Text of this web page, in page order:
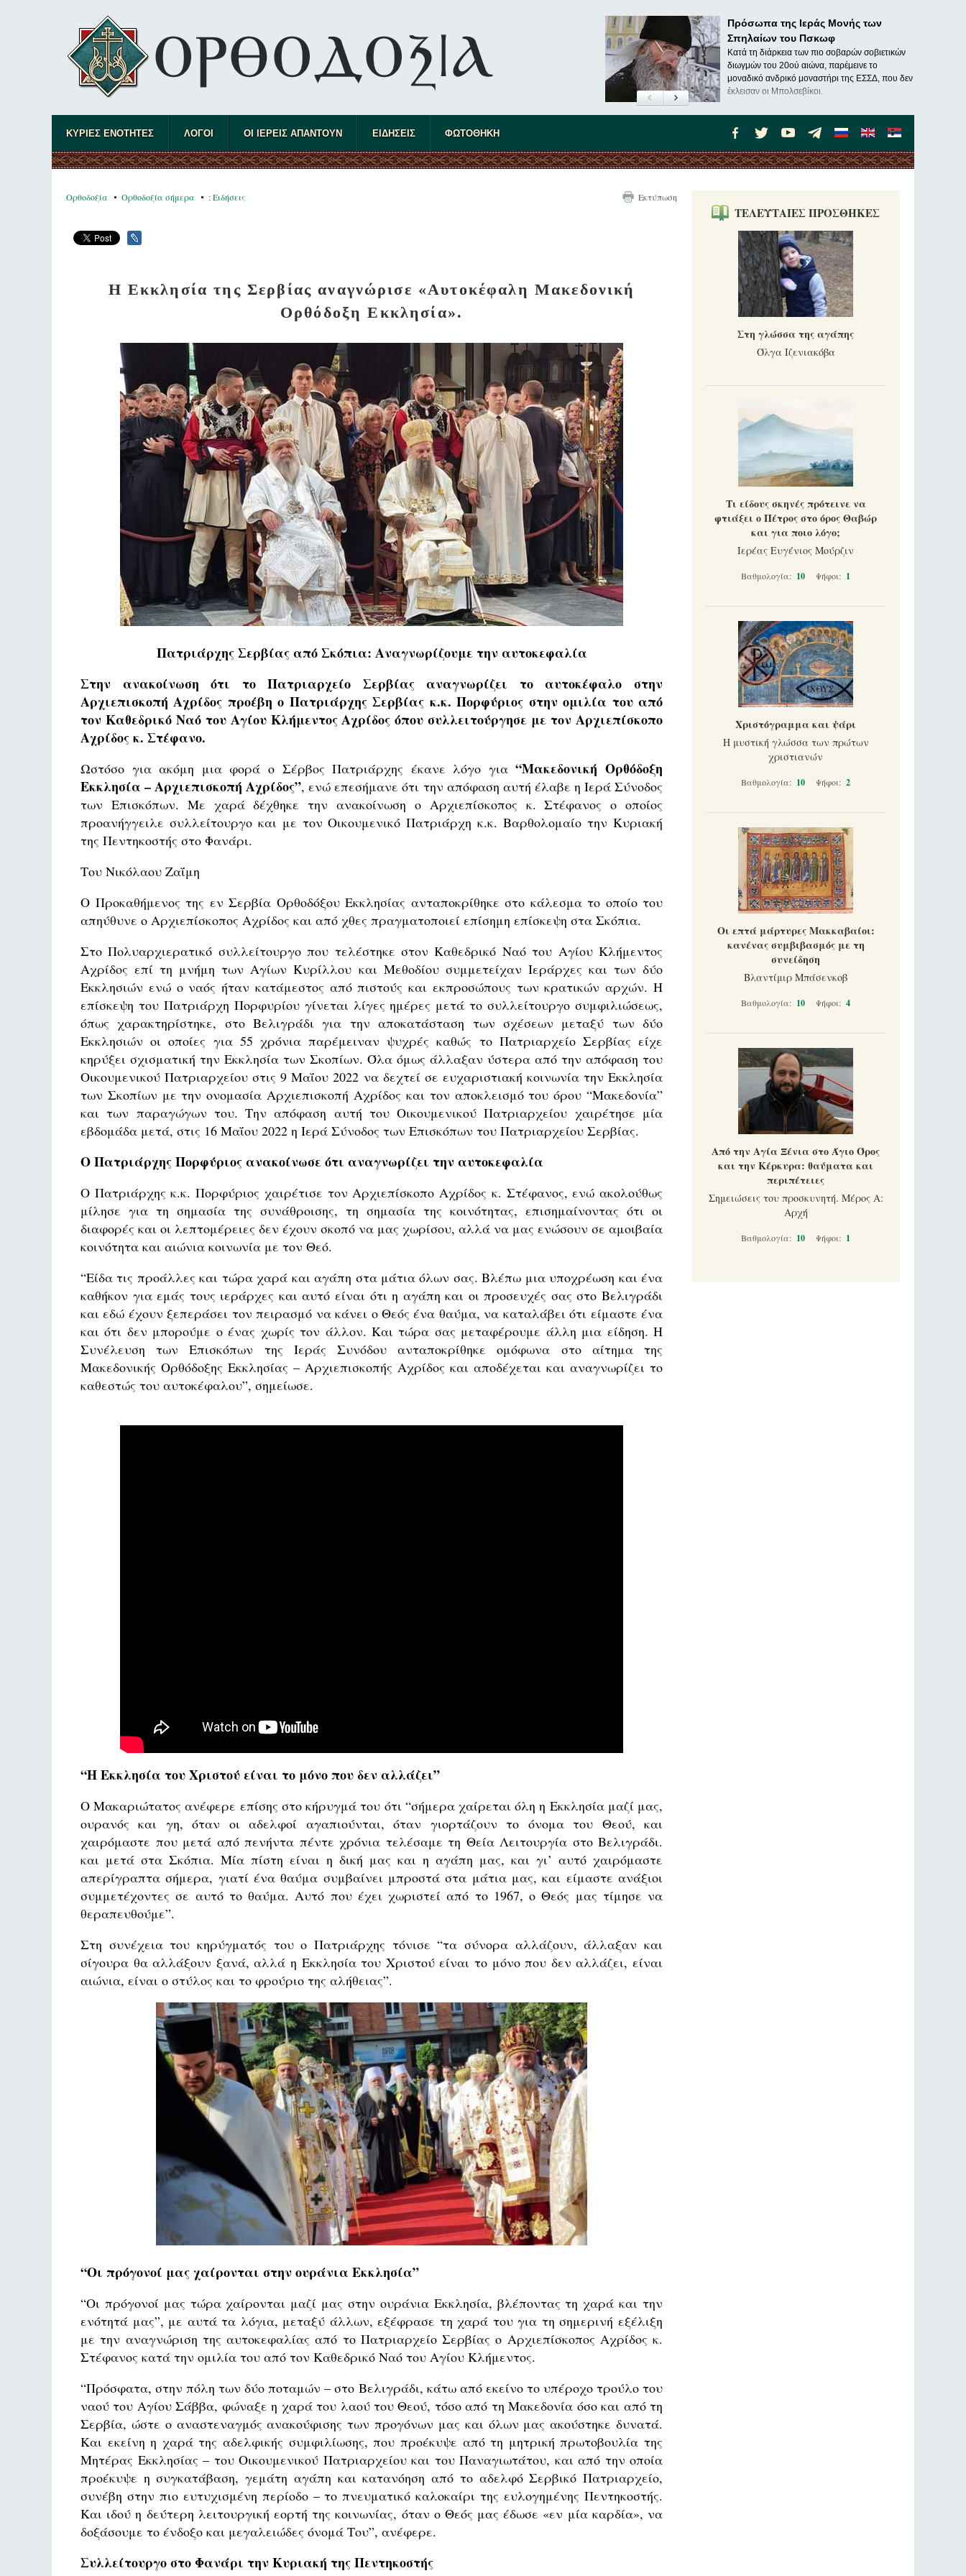
Πρόσωπα της Ιεράς Μονής των
Σπηλαίων του Πσκωφ
Κατά τη διάρκεια των πιο σοβαρών σοβιετικών
διωγμών του 20ού αιώνα, παρέμεινε το
μοναδικό ανδρικό μοναστήρι της ΕΣΣΔ, που δεν
έκλεισαν οι Μπολσεβίκοι.
ΚΥΡΙΕΣ ΕΝΟΤΗΤΕΣ ΛΟΓΟΙ ΟΙ ΙΕΡΕΙΣ ΑΠΑΝΤΟΥΝ ΕΙΔΗΣΕΙΣ ΦΩΤΟΘΗΚΗ
Ορθοδοξία Ορθοδοξία σήμερα : Ειδήσεις Εκτύπωση
Η Εκκλησία της Σερβίας αναγνώρισε «Αυτοκέφαλη Μακεδονική
Ορθόδοξη Εκκλησία».
Πατριάρχης Σερβίας από Σκόπια: Αναγνωρίζουμε την αυτοκεφαλία
Στην ανακοίνωση ότι το Πατριαρχείο Σερβίας αναγνωρίζει το αυτοκέφαλο στην
Αρχιεπισκοπή Αχρίδος προέβη ο Πατριάρχης Σερβίας κ.κ. Πορφύριος στην ομιλία του από
τον Καθεδρικό Ναό του Αγίου Κλήμεντος Αχρίδος όπου συλλειτούργησε με τον Αρχιεπίσκοπο
Αχρίδος κ. Στέφανο.
Ωστόσο για ακόμη μια φορά ο Σέρβος Πατριάρχης έκανε λόγο για“Μακεδονική Ορθόδοξη
Εκκλησία – Αρχιεπισκοπή Αχρίδος”, ενώ επεσήμανε ότι την απόφαση αυτή έλαβε η Ιερά Σύνοδος
των Επισκόπων. Με χαρά δέχθηκε την ανακοίνωση ο Αρχιεπίσκοπος κ. Στέφανος ο οποίος
προανήγγειλε συλλείτουργο και με τον Οικουμενικό Πατριάρχη κ.κ. Βαρθολομαίο την Κυριακή
της Πεντηκοστής στο Φανάρι.
Του Νικόλαου Ζαΐμη
Ο Προκαθήμενος της εν Σερβία Ορθοδόξου Εκκλησίας ανταποκρίθηκε στο κάλεσμα το οποίο του
απηύθυνε ο Αρχιεπίσκοπος Αχρίδος και από χθες πραγματοποιεί επίσημη επίσκεψη στα Σκόπια.
Στο Πολυαρχιερατικό συλλείτουργο που τελέστηκε στον Καθεδρικό Ναό του Αγίου Κλήμεντος
Αχρίδος επί τη μνήμη των Αγίων Κυρίλλου και Μεθοδίου συμμετείχαν Ιεράρχες και των δύο
Εκκλησιών ενώ ο ναός ήταν κατάμεστος από πιστούς και εκπροσώπους των κρατικών αρχών. Η
επίσκεψη του Πατριάρχη Πορφυρίου γίνεται λίγες ημέρες μετά το συλλείτουργο συμφιλιώσεως,
όπως χαρακτηρίστηκε, στο Βελιγράδι για την αποκατάσταση των σχέσεων μεταξύ των δύο
Εκκλησιών οι οποίες για 55 χρόνια παρέμειναν ψυχρές καθώς το Πατριαρχείο Σερβίας είχε
κηρύξει σχισματική την Εκκλησία των Σκοπίων. Όλα όμως άλλαξαν ύστερα από την απόφαση του
Οικουμενικού Πατριαρχείου στις 9 Μαΐου 2022 να δεχτεί σε ευχαριστιακή κοινωνία την Εκκλησία
των Σκοπίων με την ονομασία Αρχιεπισκοπή Αχρίδος και τον αποκλεισμό του όρου “Μακεδονία”
και των παραγώγων του. Την απόφαση αυτή του Οικουμενικού Πατριαρχείου χαιρέτησε μία
εβδομάδα μετά, στις 16 Μαΐου 2022 η Ιερά Σύνοδος των Επισκόπων του Πατριαρχείου Σερβίας.
Ο Πατριάρχης Πορφύριος ανακοίνωσε ότι αναγνωρίζει την αυτοκεφαλία
Ο Πατριάρχης κ.κ. Πορφύριος χαιρέτισε τον Αρχιεπίσκοπο Αχρίδος κ. Στέφανος, ενώ ακολούθως
μίλησε για τη σημασία της συνάθροισης, τη σημασία της κοινότητας, επισημαίνοντας ότι οι
διαφορές και οι λεπτομέρειες δεν έχουν σκοπό να μας χωρίσου, αλλά να μας ενώσουν σε αμοιβαία
κοινότητα και αιώνια κοινωνία με τον Θεό.
“Είδα τις προάλλες και τώρα χαρά και αγάπη στα μάτια όλων σας. Βλέπω μια υποχρέωση και ένα
καθήκον για εμάς τους ιεράρχες και αυτό είναι ότι η αγάπη και οι προσευχές σας στο Βελιγράδι
και εδώ έχουν ξεπεράσει τον πειρασμό να κάνει ο Θεός ένα θαύμα, να καταλάβει ότι είμαστε ένα
και ότι δεν μπορούμε ο ένας χωρίς τον άλλον. Και τώρα σας μεταφέρουμε άλλη μια είδηση. Η
Συνέλευση των Επισκόπων της Ιεράς Συνόδου ανταποκρίθηκε ομόφωνα στο αίτημα της
Μακεδονικής Ορθόδοξης Εκκλησίας – Αρχιεπισκοπής Αχρίδος και αποδέχεται και αναγνωρίζει το
καθεστώς του αυτοκέφαλου”, σημείωσε.
“Η Εκκλησία του Χριστού είναι το μόνο που δεν αλλάζει”
Ο Μακαριώτατος ανέφερε επίσης στο κήρυγμά του ότι “σήμερα χαίρεται όλη η Εκκλησία μαζί μας,
ουρανός και γη, όταν οι αδελφοί αγαπιούνται, όταν γιορτάζουν το όνομα του Θεού, και
χαιρόμαστε που μετά από πενήντα πέντε χρόνια τελέσαμε τη Θεία Λειτουργία στο Βελιγράδι.
και μετά στα Σκόπια. Μία πίστη είναι η δική μας και η αγάπη μας, και γι’ αυτό χαιρόμαστε
απερίγραπτα σήμερα, γιατί ένα θαύμα συμβαίνει μπροστά στα μάτια μας, και είμαστε ανάξιοι
συμμετέχοντες σε αυτό το θαύμα. Αυτό που έχει χωριστεί από το 1967, ο Θεός μας τίμησε να
θεραπευθούμε”.
Στη συνέχεια του κηρύγματός του ο Πατριάρχης τόνισε “τα σύνορα αλλάζουν, άλλαξαν και
σίγουρα θα αλλάξουν ξανά, αλλά η Εκκλησία του Χριστού είναι το μόνο που δεν αλλάζει, είναι
αιώνια, είναι ο στύλος και το φρούριο της αλήθειας”.
“Οι πρόγονοί μας χαίρονται στην ουράνια Εκκλησία”
“Οι πρόγονοί μας τώρα χαίρονται μαζί μας στην ουράνια Εκκλησία, βλέποντας τη χαρά και την
ενότητά μας”, με αυτά τα λόγια, μεταξύ άλλων, εξέφρασε τη χαρά του για τη σημερινή εξέλιξη
με την αναγνώριση της αυτοκεφαλίας από το Πατριαρχείο Σερβίας ο Αρχιεπίσκοπος Αχρίδος κ.
Στέφανος κατά την ομιλία του από τον Καθεδρικό Ναό του Αγίου Κλήμεντος.
“Πρόσφατα, στην πόλη των δύο ποταμών – στο Βελιγράδι, κάτω από εκείνο το υπέροχο τρούλο του
ναού του Αγίου Σάββα, φώναξε η χαρά του λαού του Θεού, τόσο από τη Μακεδονία όσο και από τη
Σερβία, ώστε ο αναστεναγμός ανακούφισης των προγόνων μας και όλων μας ακούστηκε δυνατά.
Και εκείνη η χαρά της αδελφικής συμφιλίωσης, που προέκυψε από τη μητρική πρωτοβουλία της
Μητέρας Εκκλησίας – του Οικουμενικού Πατριαρχείου και του Παναγιωτάτου, και από την οποία
προέκυψε η συγκατάβαση, γεμάτη αγάπη και κατανόηση από το αδελφό Σερβικό Πατριαρχείο,
συνέβη στην πιο ευτυχισμένη περίοδο – το πνευματικό καλοκαίρι της ευλογημένης Πεντηκοστής.
Και ιδού η δεύτερη λειτουργική εορτή της κοινωνίας, όταν ο Θεός μας έδωσε «εν μία καρδία», να
δοξάσουμε το ένδοξο και μεγαλειώδες όνομά Του”, ανέφερε.
Συλλείτουργο στο Φανάρι την Κυριακή της Πεντηκοστής
ΤΕΛΕΥΤΑΙΕΣ ΠΡΟΣΘΗΚΕΣ
Στη γλώσσα της αγάπης
Όλγα Ιζενιακόβα
Τι είδους σκηνές πρότεινε να
φτιάξει ο Πέτρος στο όρος Θαβώρ
και για ποιο λόγο;
Ιερέας Ευγένιος Μούρζιν
Βαθμολογία: 10 Ψήφοι: 1
Χριστόγραμμα και ψάρι
Η μυστική γλώσσα των πρώτων
χριστιανών
Βαθμολογία: 10 Ψήφοι: 2
Οι επτά μάρτυρες Μακκαβαίοι:
κανένας συμβιβασμός με τη
συνείδηση
Βλαντίμιρ Μπάσενκοβ
Βαθμολογία: 10 Ψήφοι: 4
Από την Αγία Ξένια στο Άγιο Όρος
και την Κέρκυρα: θαύματα και
περιπέτειες
Σημειώσεις του προσκυνητή. Μέρος Α:
Αρχή
Βαθμολογία: 10 Ψήφοι: 1